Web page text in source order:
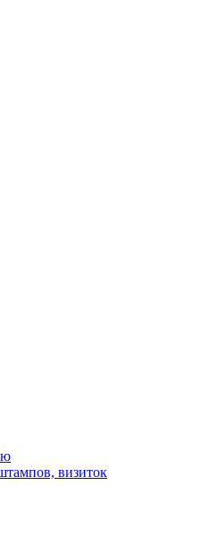
визиток